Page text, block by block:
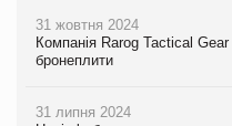
31 жовтня 2024
Компанія Rarog Tactical Gear
бронеплити
31 липня 2024